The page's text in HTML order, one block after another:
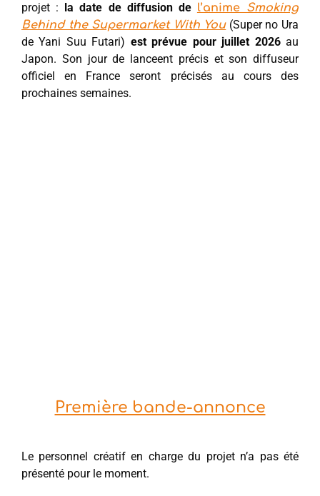
projet :
la date de diffusion de l’anime Smoking
Behind the Supermarket With You(Super no Ura
de Yani Suu Futari) est prévue pour juillet 2026au
Japon. Son jour de lanceent précis et son diffuseur
officiel en France seront précisés au cours des
prochaines semaines.
Première bande-annonce
Le personnel créatif en charge du projet n’a pas été
présenté pour le moment.